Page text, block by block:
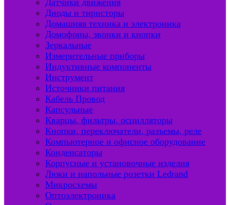
Датчики движения
Диоды и тиристоры
Домашняя техника и электроника
Домофоны, звонки и кнопки
Зеркальные
Измерительные приборы
Индуктивные компоненты
Инструмент
Источники питания
Кабель Провод
Капсульные
Кварцы, фильтры, осцилляторы
Кнопки, переключатели, разъемы, реле
Компьютерное и офисное оборудование
Конденсаторы
Корпусные и установочные изделия
Люки и напольные розетки Ledrand
Микросхемы
Оптоэлектроника